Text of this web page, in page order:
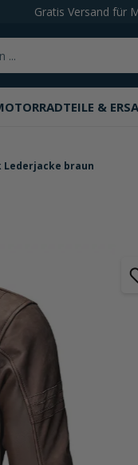
Gratis Versand für
&
Lederjacke braun